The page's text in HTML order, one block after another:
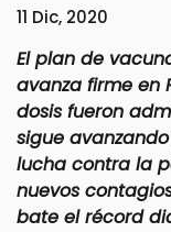
11 Dic, 2020
El plan de
avanza firme en
dosis fueron
sigue
lucha contra la
nuevos
bate el récord